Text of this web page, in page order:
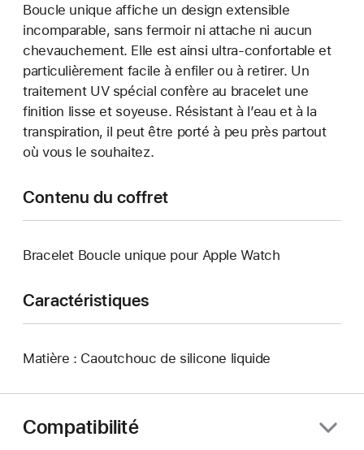
Boucle unique affiche un design extensible
incomparable, sans fermoir ni attache ni aucun
chevauchement. Elle est ainsi ultra-confortable et
particulièrement facile à enfiler ou à retirer. Un
traitement UV spécial confère au bracelet une
finition lisse et soyeuse. Résistant à l’eau et à la
transpiration, il peut être porté à peu près partout
où vous le souhaitez.
Contenu du coffret
Bracelet Boucle unique pour Apple Watch
Caractéristiques
Matière : Caoutchouc de silicone liquide
Compatibilité